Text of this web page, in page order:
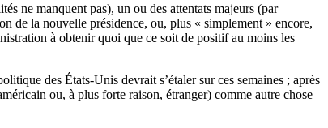
ne manquent pas), un ou des attentats majeurs (par
de la nouvelle présidence, ou, plus « simplement » encore,
à obtenir quoi que ce soit de positif au moins les
des États-Unis devrait s’étaler sur ces semaines ; après
ou, à plus forte raison, étranger) comme autre chose